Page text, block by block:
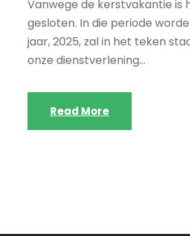
Vanwege de kerstvakantie is
gesloten. In die periode
jaar, 2025, zal in het teken
onze dienstverlening...
Read More